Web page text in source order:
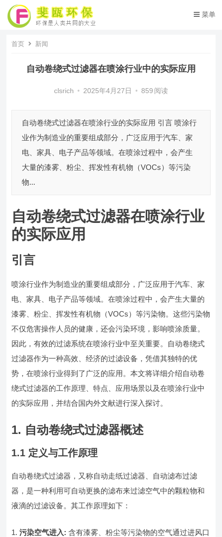
菜单
首页 新闻
自动卷绕式过滤器在喷涂行业中的实际应用
clsrich • 2025年4月27日 • 859 阅读
自动卷绕式过滤器在喷涂行业的实际应用 引言 喷涂行
业作为制造业的重要组成部分，广泛应用于汽车、家
电、家具、电子产品等领域。在喷涂过程中，会产生
大量的漆雾、粉尘、挥发性有机物（VOCs）等污染
物...
自动卷绕式过滤器在喷涂行业
的实际应用
引言
喷涂行业作为制造业的重要组成部分，广泛应用于汽车、家
电、家具、电子产品等领域。在喷涂过程中，会产生大量的
漆雾、粉尘、挥发性有机物（VOCs）等污染物。这些污染物
不仅危害操作人员的健康，还会污染环境，影响喷涂质量。
因此，有效的过滤系统在喷涂行业中至关重要。自动卷绕式
过滤器作为一种高效、经济的过滤设备，凭借其独特的优
势，在喷涂行业得到了广泛的应用。本文将详细介绍自动卷
绕式过滤器的工作原理、特点、应用场景以及在喷涂行业中
的实际应用，并结合国内外文献进行深入探讨。
1. 自动卷绕式过滤器概述
1.1 定义与工作原理
自动卷绕式过滤器，又称自动走纸过滤器、自动滤布过滤
器，是一种利用可自动更换的滤布来过滤空气中的颗粒物和
液滴的过滤设备。其工作原理如下：
污染空气进入: 含有漆雾、粉尘等污染物的空气通过进风口